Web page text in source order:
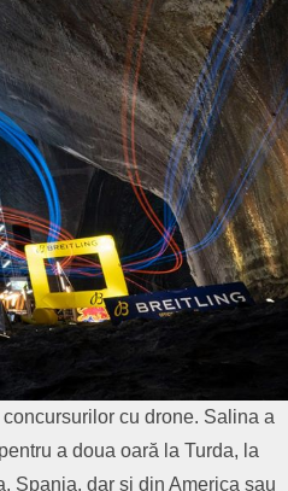
concursurilor cu drone. Salina a
a doua oară la Turda, la
Spania, dar și din America sau